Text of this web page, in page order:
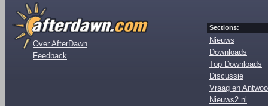
Over AfterDawn
Feedback
Sections:
Nieuws
Downloads
Top Downloads
Discussie
Vraag en
Nieuws2.nl